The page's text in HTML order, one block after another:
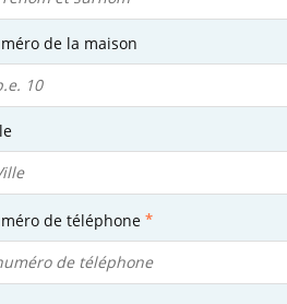
de la maison
de téléphone